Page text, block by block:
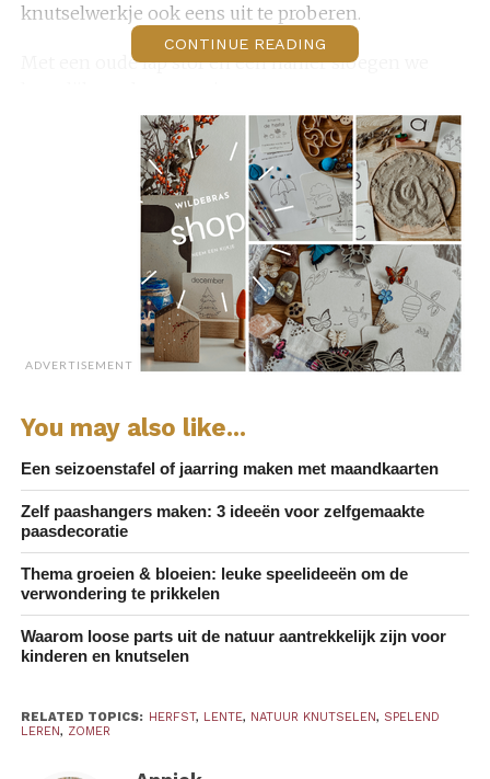
knutselwerkje ook eens uit te proberen.
Met een oude lap stof en een hamer sloegen we
Welke bloemen zouden een mooie print opleveren?
Hoe lang moesten we slaan? Hoe bleven de
bloemen goed op hun plaats?
CONTINUE READING
ADVERTISEMENT
You may also like...
Een seizoenstafel of jaarring maken met maandkaarten
Zelf paashangers maken: 3 ideeën voor zelfgemaakte
paasdecoratie
Thema groeien & bloeien: leuke speelideeën om de
verwondering te prikkelen
Waarom loose parts uit de natuur aantrekkelijk zijn voor
kinderen en knutselen
RELATED TOPICS: HERFST, LENTE, NATUUR KNUTSELEN, SPELEND
LEREN, ZOMER